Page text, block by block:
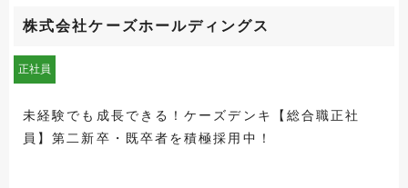
株式会社ケーズホールディングス
正社員
未経験でも成長できる！ケーズデンキ【総合職正社
員】第二新卒・既卒者を積極採用中！